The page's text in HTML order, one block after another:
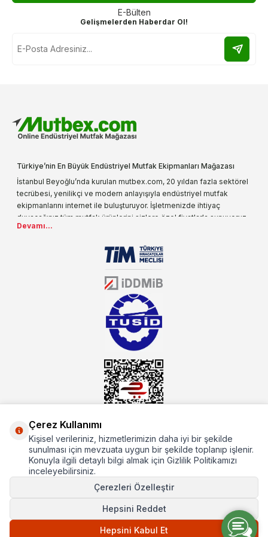
E-Bülten
Gelişmelerden Haberdar Ol!
Türkiye’nin En Büyük Endüstriyel Mutfak Ekipmanları Mağazası
İstanbul Beyoğlu’nda kurulan mutbex.com, 20 yıldan fazla sektörel
tecrübesi, yenilikçi ve modern anlayışıyla endüstriyel mutfak
ekipmanlarını internet ile buluşturuyor. İşletmenizde ihtiyaç
duyacağınız tüm mutfak ürünlerini sizlere özel fiyatlarla sunuyoruz.
Endüstriyel mutfak malzemesi deyince akla gelen ilk adreslerden
sektörün farklı alanlarında da faliyet gösteren mutbex.com,
Öztiryakiler resmi bayisidir. Öztiryakiler ürünleri üzerinde büyük bir
donanıma sahip ekibi ile müşterilerine koşulsuz destek sunan
mutbex.com ile endüstriyel mutfak malzemeleri konusunda
alacağınız hizmet standartların her zaman üstünde olacaktır.
Devamı...
Hakkımızda
Hızlı Erişim
Popüler Kategoriler
Çerez Kullanımı
Kişisel verileriniz, hizmetlerimizin daha iyi bir şekilde
sunulması için mevzuata uygun bir şekilde toplanıp işlenir.
Konuyla ilgili detaylı bilgi almak için Gizlilik Politikamızı
inceleyebilirsiniz.
Çerezleri Özelleştir
Hepsini Reddet
Hepsini Kabul Et